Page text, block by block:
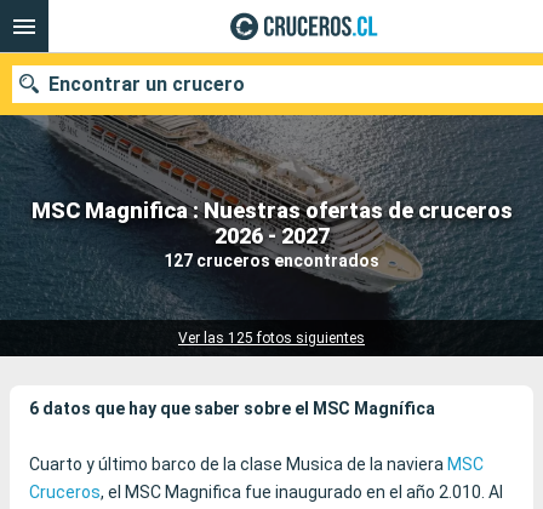
MSC Magnifica : Nuestras ofertas de cruceros
2026 - 2027
127 cruceros encontrados
Ver las 125 fotos siguientes
Encontrar un crucero
Nuestros destinos
Fecha de salida
6 datos que hay que saber sobre el MSC Magnífica
Cuarto y último barco de la clase Musica de la naviera MSC
Cruceros, el MSC Magnifica fue inaugurado en el año 2.010. Al